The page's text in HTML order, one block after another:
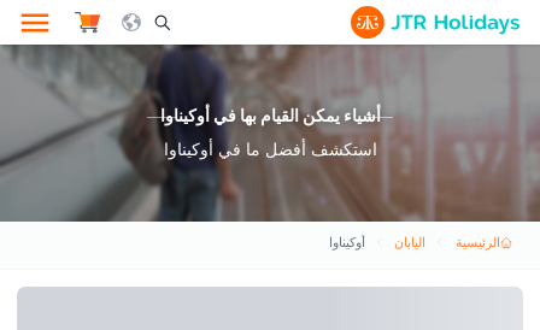
Search Opener Icon
أشياء يمكن القيام بها في أوكيناوا
استكشف أفضل ما في أوكيناوا
الرئيسية اليابان أوكيناوا